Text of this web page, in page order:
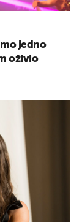
jedno
oživio